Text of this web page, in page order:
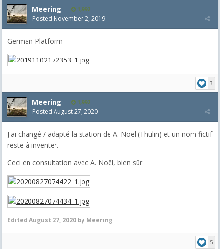
Meering 1,992
Posted November 2, 2019
German Platform
3
Meering 1,992
Posted August 27, 2020
J'ai changé / adapté la station de A. Noël (Thulin) et un nom fictif
reste à inventer.
Ceci en consultation avec A. Noël, bien sûr
Edited August 27, 2020 by Meering
5